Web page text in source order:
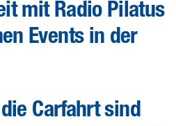
mit Radio Pilatus
Events in der
Carfahrt sind